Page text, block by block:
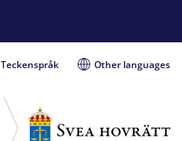
Teckenspråk Other languages